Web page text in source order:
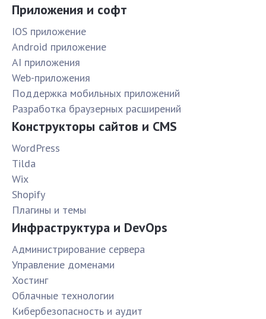
Приложения и софт
IOS приложение
Android приложение
AI приложения
Web-приложения
Поддержка мобильных приложений
Разработка браузерных расширений
Конструкторы сайтов и CMS
WordPress
Tilda
Wix
Shopify
Плагины и темы
Инфраструктура и DevOps
Администрирование сервера
Управление доменами
Хостинг
Облачные технологии
Кибербезопасность и аудит